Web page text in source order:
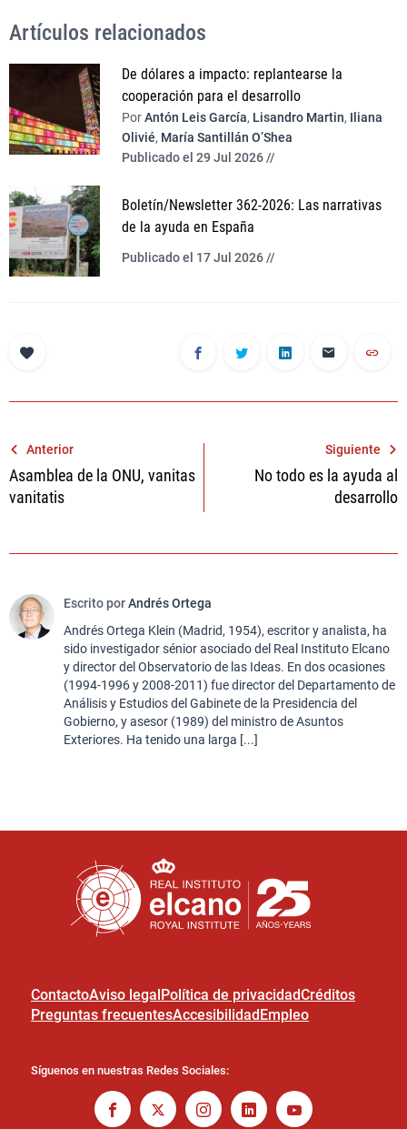
Artículos relacionados
De dólares a impacto: replantearse la
cooperación para el desarrollo
PorAntón Leis García, Lisandro Martin, Iliana
Olivié, María Santillán O’Shea
Publicado el 29 Jul 2026 //
Boletín/Newsletter 362-2026: Las narrativas
de la ayuda en España
Publicado el 17 Jul 2026 //
Navegación
de
entradas
Anterior
Asamblea de la ONU, vanitas
vanitatis
Siguiente
No todo es la ayuda al
desarrollo
Escrito porAndrés Ortega
Andrés Ortega Klein (Madrid, 1954), escritor y analista, ha
sido investigador sénior asociado del Real Instituto Elcano
y director del Observatorio de las Ideas. En dos ocasiones
(1994-1996 y 2008-2011) fue director del Departamento de
Análisis y Estudios del Gabinete de la Presidencia del
Gobierno, y asesor (1989) del ministro de Asuntos
Exteriores. Ha tenido una larga [...]
ContactoAviso legal Política de privacidadCréditos
Preguntas frecuentesAccesibilidad Empleo
Síguenos en nuestras Redes Sociales: